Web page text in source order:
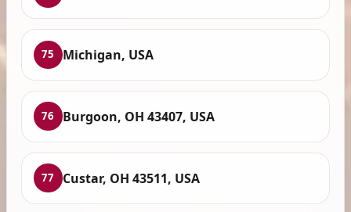
75 Michigan, USA
76 Burgoon, OH 43407, USA
77 Custar, OH 43511, USA